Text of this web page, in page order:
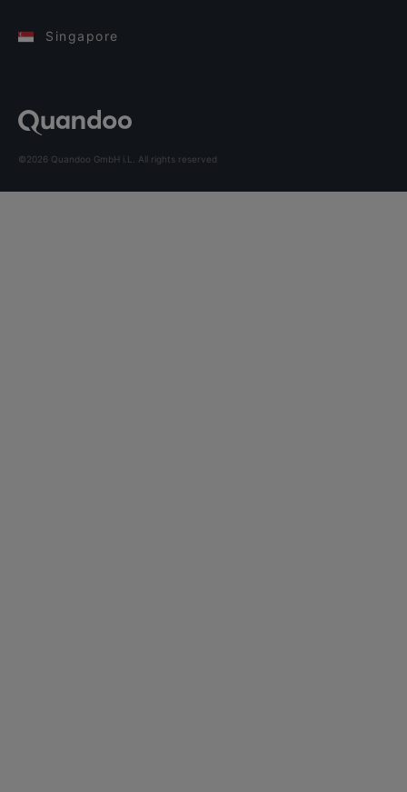
Singapore
©2026 Quandoo GmbH i.L. All rights reserved